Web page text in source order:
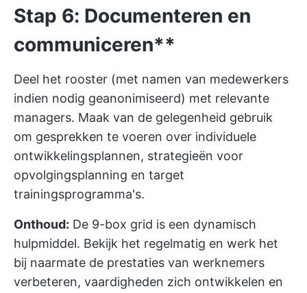
Stap 6: Documenteren en
communiceren**
Deel het rooster (met namen van medewerkers
indien nodig geanonimiseerd) met relevante
managers. Maak van de gelegenheid gebruik
om gesprekken te voeren over individuele
ontwikkelingsplannen, strategieën voor
opvolgingsplanning en target
trainingsprogramma's.
Onthoud: De 9-box grid is een dynamisch
hulpmiddel. Bekijk het regelmatig en werk het
bij naarmate de prestaties van werknemers
verbeteren, vaardigheden zich ontwikkelen en